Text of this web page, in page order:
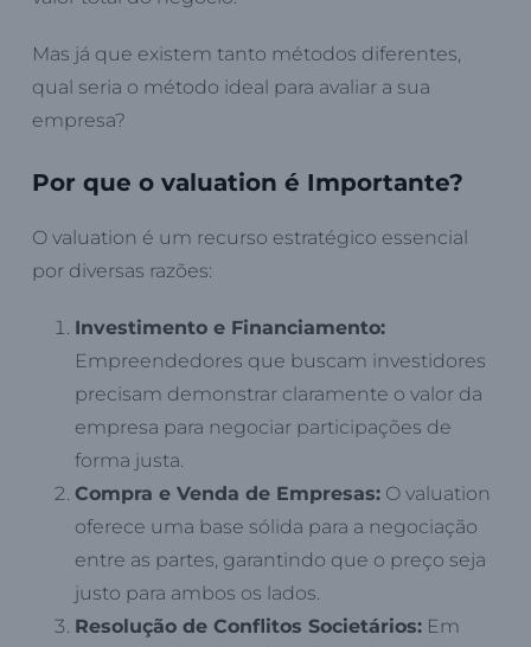
Mas já que existem tanto métodos diferentes,
qual seria o método ideal para avaliar a sua
empresa?
Por que o valuation é Importante?
O valuation é um recurso estratégico essencial
por diversas razões:
Investimento e Financiamento:
Empreendedores que buscam investidores
precisam demonstrar claramente o valor da
empresa para negociar participações de
forma justa.
Compra e Venda de Empresas: O valuation
oferece uma base sólida para a negociação
entre as partes, garantindo que o preço seja
justo para ambos os lados.
Resolução de Conflitos Societários: Em